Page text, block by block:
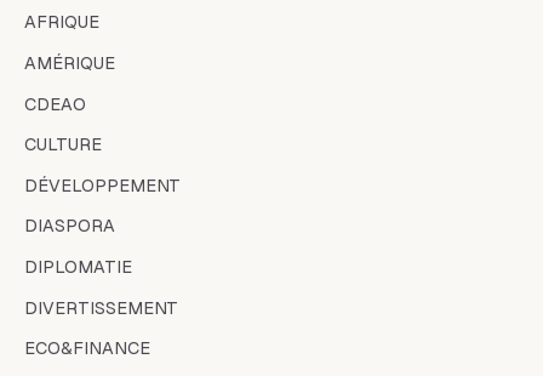
AFRIQUE
AMÉRIQUE
CDEAO
CULTURE
DÉVELOPPEMENT
DIASPORA
DIPLOMATIE
DIVERTISSEMENT
ECO&FINANCE